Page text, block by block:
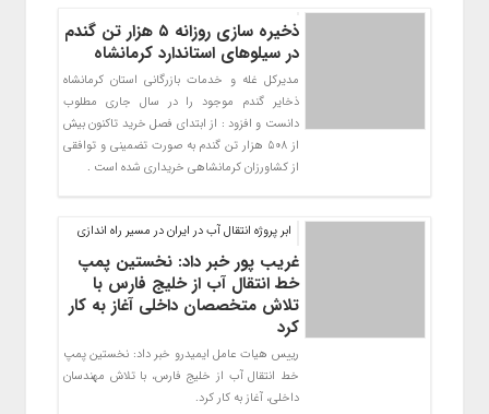
ذخیره سازی روزانه ۵ هزار تن گندم
در سیلوهای استاندارد کرمانشاه
مدیرکل غله و خدمات بازرگانی استان کرمانشاه
ذخایر گندم موجود را در سال جاری مطلوب
دانست و افزود : از ابتدای فصل خرید تاکنون بیش
از 508 هزار تن گندم به صورت تضمینی و توافقی
از کشاورزان کرمانشاهی خریداری شده است .
ابر پروژه انتقال آب در ایران در مسیر راه اندازی
غریب پور خبر داد: نخستین پمپ
خط انتقال آب از خلیج فارس با
تلاش متخصصان داخلی آغاز به کار
کرد
رییس هیات عامل ایمیدرو خبر داد: نخستین پمپ
خط انتقال آب از خلیج فارس، با تلاش مهندسان
داخلی، آغاز به کار کرد.